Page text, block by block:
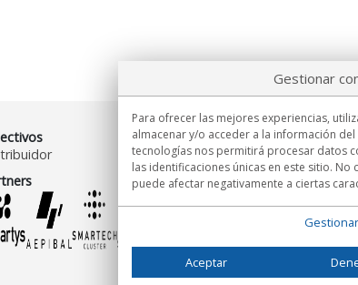
Lu.-
Gestionar
Para ofrecer las mejores experiencias,
almacenar y/o acceder a la información
tecnologías nos permitirá procesar datos
las identificaciones únicas en este sitio.
puede afectar negativamente a ciertas
Aceptar